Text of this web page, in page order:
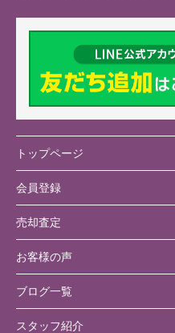
トップページ
会員登録
売却査定
お客様の声
ブログ一覧
スタッフ紹介